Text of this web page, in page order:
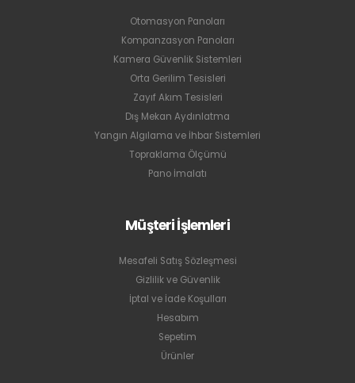
Otomasyon Panoları
Kompanzasyon Panoları
Kamera Güvenlik Sistemleri
Orta Gerilim Tesisleri
Zayıf Akım Tesisleri
Dış Mekan Aydınlatma
Yangın Algılama ve İhbar Sistemleri
Topraklama Ölçümü
Pano İmalatı
Müşteri İşlemleri
Mesafeli Satış Sözleşmesi
Gizlilik ve Güvenlik
İptal ve İade Koşulları
Hesabım
Sepetim
Ürünler